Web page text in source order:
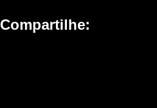
Compartilhe: